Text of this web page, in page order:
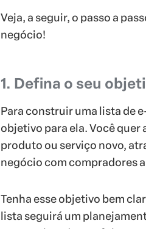
Veja, a seguir, o passo a
negócio!
1. Defina o seu
Para construir uma lista de
objetivo para ela. Você quer
produto ou serviço novo,
negócio com compradores
Tenha esse objetivo bem
lista seguirá um